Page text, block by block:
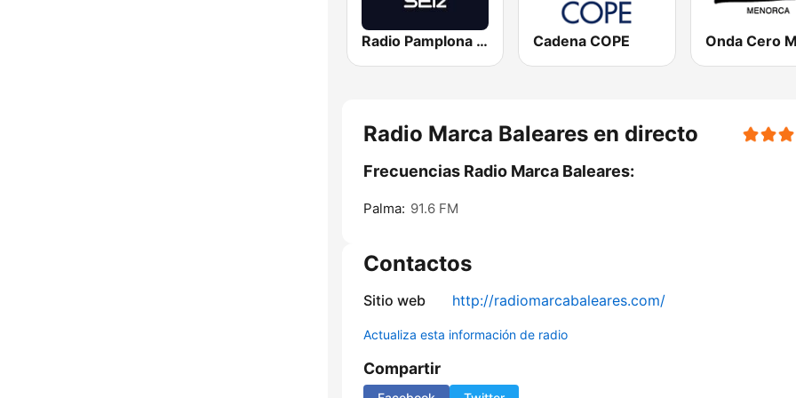
Radio Pamplona SER Cadena COPE
Radio Marca Baleares en directo
Frecuencias Radio Marca Baleares:
Palma: 91.6 FM
Contactos
Sitio web http://radiomarcabaleares.com/
Actualiza esta información de radio
Compartir